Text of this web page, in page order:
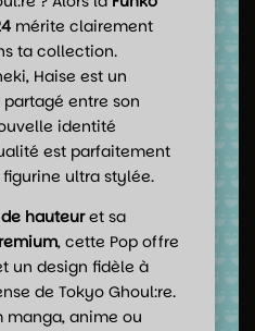
mérite clairement
ta collection.
Haise est un
entre son
identité
est parfaitement
ultra stylée.
hauteuret sa
, cette Pop offre
un design fidèle à
de Tokyo Ghoul:re.
manga, anime ou